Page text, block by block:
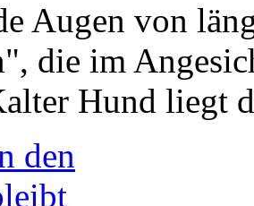
Augen von
die im
Hund liegt